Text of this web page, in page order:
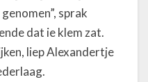
sprak
dat ie klem zat.
liep Alexandertje